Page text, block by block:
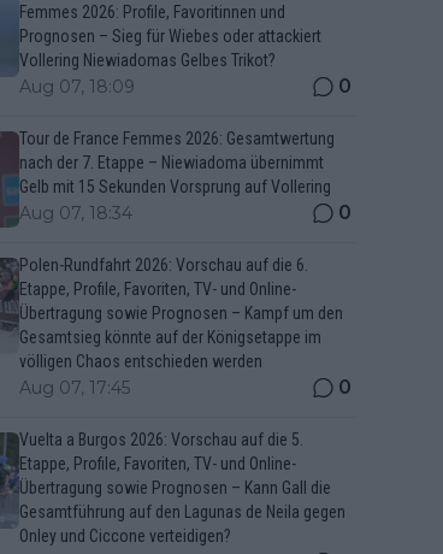
Femmes 2026: Profile, Favoritinnen und
Prognosen – Sieg für Wiebes oder attackiert
Vollering Niewiadomas Gelbes Trikot?
Aug 07, 18:09 0
Tour de France Femmes 2026: Gesamtwertung
nach der 7. Etappe – Niewiadoma übernimmt
Gelb mit 15 Sekunden Vorsprung auf Vollering
Aug 07, 18:34 0
Polen-Rundfahrt 2026: Vorschau auf die 6.
Etappe, Profile, Favoriten, TV- und Online-
Übertragung sowie Prognosen – Kampf um den
Gesamtsieg könnte auf der Königsetappe im
völligen Chaos entschieden werden
Aug 07, 17:45 0
Vuelta a Burgos 2026: Vorschau auf die 5.
Etappe, Profile, Favoriten, TV- und Online-
Übertragung sowie Prognosen – Kann Gall die
Gesamtführung auf den Lagunas de Neila gegen
Onley und Ciccone verteidigen?